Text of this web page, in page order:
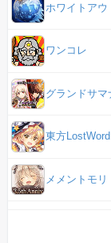
ホワイトア
ワンコレ
グランドサマ
東方LostWord
メメントモリ